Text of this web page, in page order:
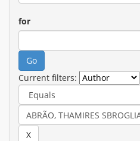
for
Current filters: